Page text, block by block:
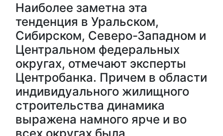
Наиболее заметна эта
тенденция в Уральском,
Сибирском, Северо-Западном и
Центральном федеральных
округах, отмечают эксперты
Центробанка. Причем в области
индивидуального жилищного
строительства динамика
выражена намного ярче и во